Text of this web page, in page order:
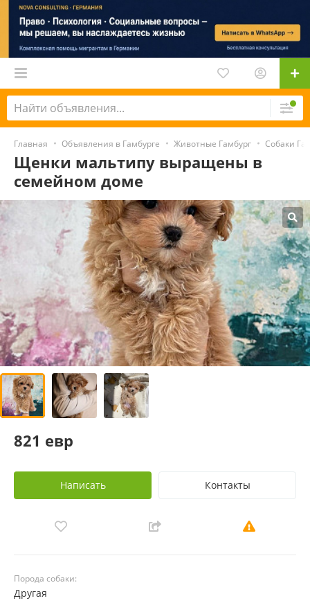
Главная Объявления в Гамбурге Животные Гамбург Собаки
Щенки мальтипу выращены в
семейном доме
821 евр
Написать Контакты
Порода собаки:
Другая